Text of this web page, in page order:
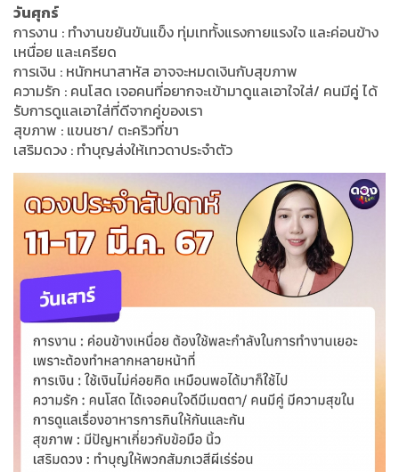
วันศุกร์
การงาน : ทำงานขยันขันแข็ง ทุ่มเททั้งแรงกายแรงใจ และค่อนข้าง
เหนื่อย และเครียด
การเงิน : หนักหนาสาหัส อาจจะหมดเงินกับสุขภาพ
ความรัก : คนโสด เจอคนที่อยากจะเข้ามาดูแลเอาใจใส่/ คนมีคู่ ได้
รับการดูแลเอาใส่ที่ดีจากคู่ของเรา
สุขภาพ : แขนชา/ ตะคริวที่ขา
เสริมดวง : ทำบุญส่งให้เทวดาประจำตัว